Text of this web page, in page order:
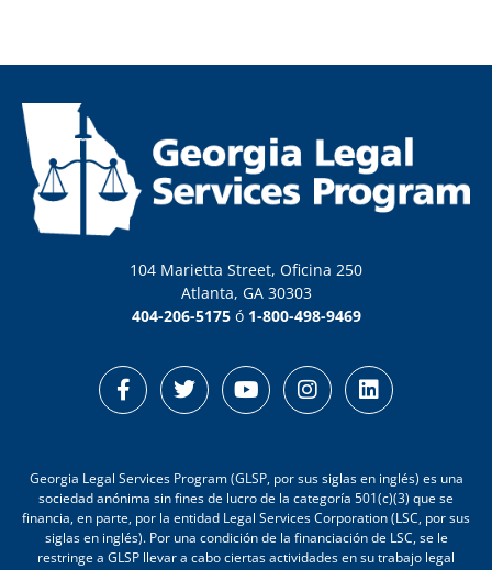
104 Marietta Street, Oficina 250
Atlanta, GA 30303
404-206-5175ó 1-800-498-9469
Georgia Legal Services Program (GLSP, por sus siglas en inglés) es una
sociedad anónima sin fines de lucro de la categoría 501(c)(3) que se
financia, en parte, por la entidad Legal Services Corporation (LSC, por sus
siglas en inglés). Por una condición de la financiación de LSC, se le
restringe a GLSP llevar a cabo ciertas actividades en su trabajo legal